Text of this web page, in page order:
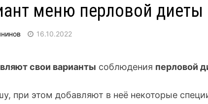
меню перловой диеты
16.10.2022
свои варианты соблюдения перловой
при этом добавляют в неё некоторые